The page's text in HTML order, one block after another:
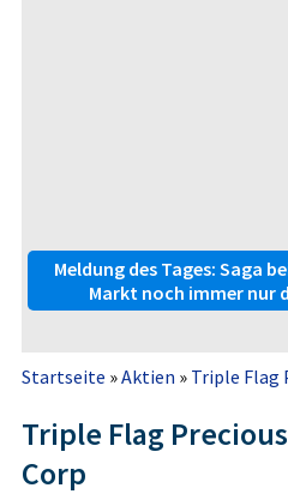
Meldung des Tages: Saga
Markt noch immer nur
Startseite »Aktien » Triple Flag
Triple Flag
Corp